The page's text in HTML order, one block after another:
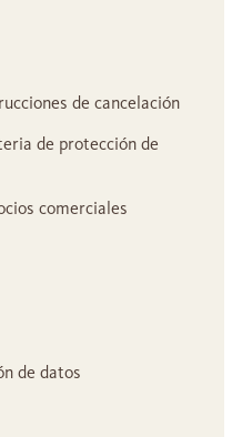
de cancelación
de protección de
comerciales
de datos